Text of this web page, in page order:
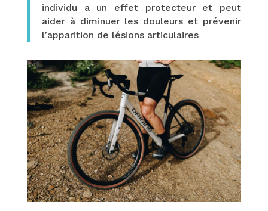
individu a un effet protecteur et peut
aider à diminuer les douleurs et prévenir
l’apparition de lésions articulaires